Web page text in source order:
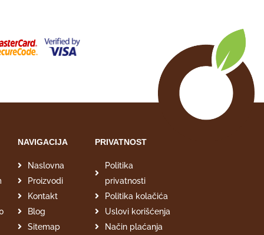
NAVIGACIJA
Naslovna
Proizvodi
Kontakt
Blog
Sitemap
PRIVATNOST
Politika
privatnosti
Politika kolačića
Uslovi korišćenja
Način plaćanja